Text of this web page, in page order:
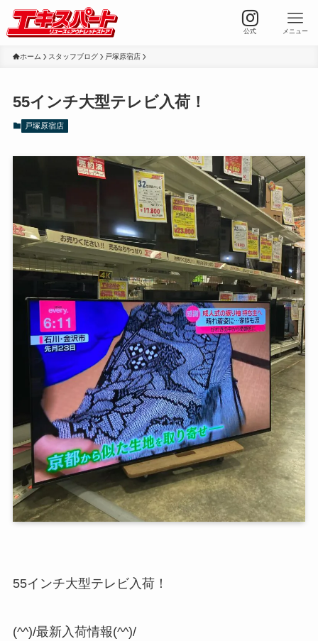
公式 メニュー
ホーム スタッフブログ 戸塚原宿店
55インチ大型テレビ入荷！
戸塚原宿店
55インチ大型テレビ入荷！
(^^)/最新入荷情報(^^)/